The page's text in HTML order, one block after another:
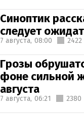
Синоптик
следует
7 августа, 08:00 2422
Грозы
фоне сильной
августа
7 августа, 06:21 2380